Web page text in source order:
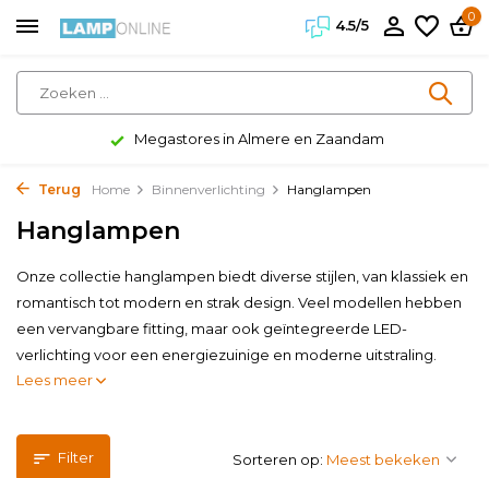
4.5/5
0
Megastores in Almere en Zaandam
Terug Home Binnenverlichting Hanglampen
Hanglampen
Onze collectie hanglampen biedt diverse stijlen, van klassiek en
romantisch tot modern en strak design. Veel modellen hebben
een vervangbare fitting, maar ook geïntegreerde LED-
verlichting voor een energiezuinige en moderne uitstraling.
Lees meer
Filter Sorteren op: